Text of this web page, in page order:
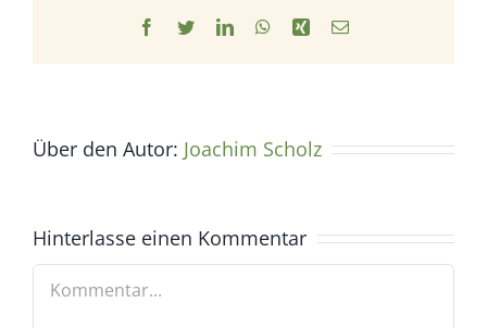
Facebook
TwitterLinkedInWhatsApp
Xing E-
Über den Autor: Joachim Scholz
Hinterlasse einen Kommentar
Kommentar